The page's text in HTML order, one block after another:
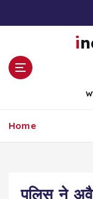
indiaprime24.c
Home
पुलिस ने